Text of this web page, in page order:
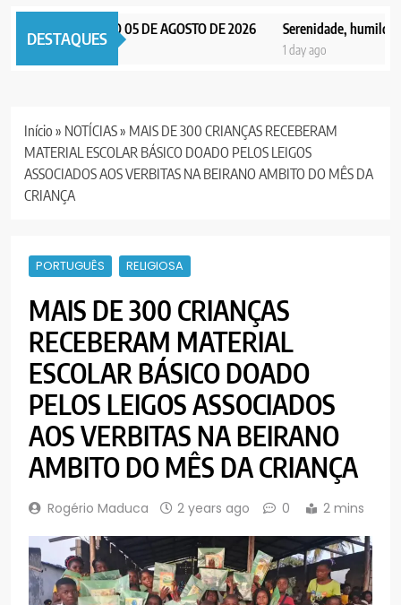
DESTAQUES
EDIÇÃO 05 DE AGOSTO DE 2026 Serenidade, humildade
1 day ago
Início » NOTÍCIAS» MAIS DE 300 CRIANÇAS RECEBERAM
MATERIAL ESCOLAR BÁSICO DOADO PELOS LEIGOS
ASSOCIADOS AOS VERBITAS NA BEIRANO AMBITO DO MÊS DA
CRIANÇA
PORTUGUÊS RELIGIOSA
MAIS DE 300 CRIANÇAS
RECEBERAM MATERIAL
ESCOLAR BÁSICO DOADO
PELOS LEIGOS ASSOCIADOS
AOS VERBITAS NA BEIRANO
AMBITO DO MÊS DA CRIANÇA
Rogério Maduca 2 years ago 0 2 mins